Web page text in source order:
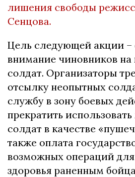
лишения свободы
Сенцова.
Цель следующей акции –
внимание чиновников
солдат. Организаторы
отсылку неопытных
службу в зону боевых
прекратить
солдат в качестве
также оплата
возможных операций
здоровья раненным